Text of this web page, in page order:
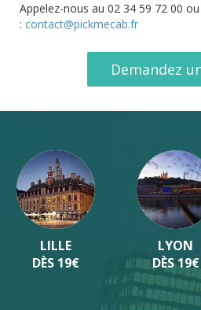
Appelez-nous au 02 34 59 72 00
: contact@pickmecab.fr
Demandez
LILLE
DÈS 19€
LYON
DÈS 19€